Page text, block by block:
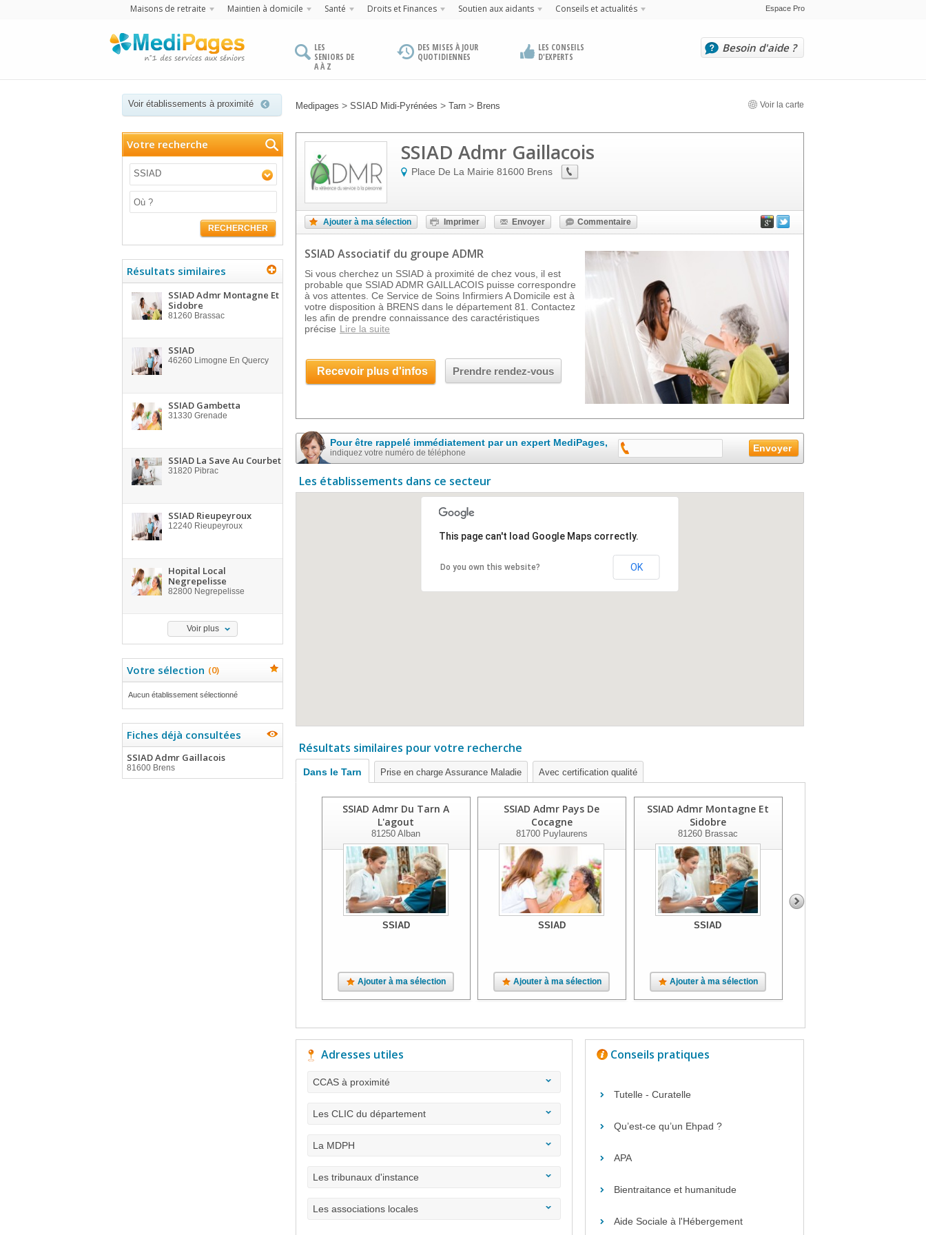
Maisons de retraite Maintien à domicile Santé Droits et Finances Soutien aux aidants Conseils et actualités Espace Pro
LES
SENIORS DE
A À Z
DES MISES À JOUR
QUOTIDIENNES
LES CONSEILS
D'EXPERTS
Besoin d'aide ?
Voir établissements à proximité Medipages > SSIAD Midi-Pyrénées > Tarn > Brens Voir la carte
Votre recherche
SSIAD
RECHERCHER
Résultats similaires
SSIAD Admr Montagne Et
Sidobre
81260 Brassac
SSIAD
46260 Limogne En Quercy
SSIAD Gambetta
31330 Grenade
SSIAD La Save Au Courbet
31820 Pibrac
SSIAD Rieupeyroux
12240 Rieupeyroux
Hopital Local
Negrepelisse
82800 Negrepelisse
Voir plus
Votre sélection (0)
Aucun établissement sélectionné
Fiches déjà consultées
SSIAD Admr Gaillacois
81600 Brens
SSIAD Admr Gaillacois
Place De La Mairie 81600 Brens
Ajouter à ma sélection Imprimer Envoyer Commentaire
SSIAD Associatif du groupe ADMR
Si vous cherchez un SSIAD à proximité de chez vous, il est
probable que SSIAD ADMR GAILLACOIS puisse correspondre
à vos attentes. Ce Service de Soins Infirmiers A Domicile est à
votre disposition à BRENS dans le département 81. Contactez
les afin de prendre connaissance des caractéristiques
précise Lire la suite
Recevoir plus d'infos Prendre rendez-vous
Pour être rappelé immédiatement par un expert MediPages,
indiquez votre numéro de téléphone
Les établissements dans ce secteur
This page can't load Google Maps correctly.
Do you own this website? OK
Résultats similaires pour votre recherche
Dans le Tarn Prise en charge Assurance Maladie Avec certification qualité
SSIAD Admr Du Tarn A
L'agout
81250 Alban
SSIAD
Ajouter à ma sélection
SSIAD Admr Pays De
Cocagne
81700Puylaurens
SSIAD
Ajouter à ma sélection
SSIAD Admr Montagne Et
Sidobre
81260Brassac
SSIAD
Ajouter à ma sélection
Adresses utiles
CCAS à proximité
Les CLIC du département
La MDPH
Les tribunaux d'instance
Les associations locales
Conseils pratiques
Tutelle - Curatelle
Qu’est-ce qu’un Ehpad ?
APA
Bientraitance et humanitude
Aide Sociale à l'Hébergement